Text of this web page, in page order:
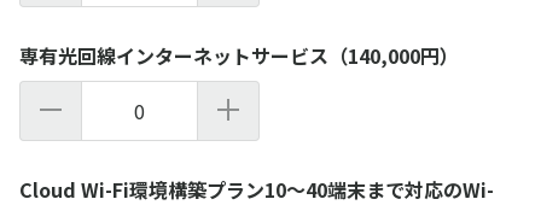
専有光回線インターネットサービス（140,000円）
0
Cloud Wi-Fi環境構築プラン10～40端末まで対応のWi-